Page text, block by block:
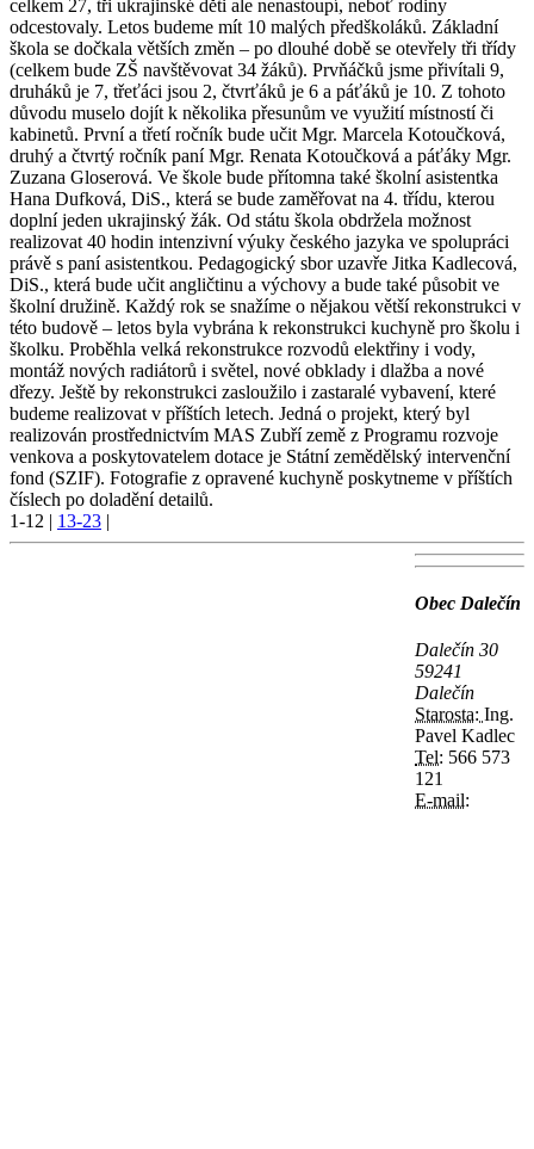
celkem 27, tři ukrajinské děti ale nenastoupí, neboť rodiny
odcestovaly. Letos budeme mít 10 malých předškoláků. Základní
škola se dočkala větších změn – po dlouhé době se otevřely tři třídy
(celkem bude ZŠ navštěvovat 34 žáků). Prvňáčků jsme přivítali 9,
druháků je 7, třeťáci jsou 2, čtvrťáků je 6 a páťáků je 10. Z tohoto
důvodu muselo dojít k několika přesunům ve využití místností či
kabinetů. První a třetí ročník bude učit Mgr. Marcela Kotoučková,
druhý a čtvrtý ročník paní Mgr. Renata Kotoučková a páťáky Mgr.
Zuzana Gloserová. Ve škole bude přítomna také školní asistentka
Hana Dufková, DiS., která se bude zaměřovat na 4. třídu, kterou
doplní jeden ukrajinský žák. Od státu škola obdržela možnost
realizovat 40 hodin intenzivní výuky českého jazyka ve spolupráci
právě s paní asistentkou. Pedagogický sbor uzavře Jitka Kadlecová,
DiS., která bude učit angličtinu a výchovy a bude také působit ve
školní družině. Každý rok se snažíme o nějakou větší rekonstrukci v
této budově – letos byla vybrána k rekonstrukci kuchyně pro školu i
školku. Proběhla velká rekonstrukce rozvodů elektřiny i vody,
montáž nových radiátorů i světel, nové obklady i dlažba a nové
dřezy. Ještě by rekonstrukci zasloužilo i zastaralé vybavení, které
budeme realizovat v příštích letech. Jedná o projekt, který byl
realizován prostřednictvím MAS Zubří země z Programu rozvoje
venkova a poskytovatelem dotace je Státní zemědělský intervenční
fond (SZIF). Fotografie z opravené kuchyně poskytneme v příštích
číslech po doladění detailů.
1-12 | 13-23 |
Obec Dalečín
Dalečín 30
59241
Dalečín
Starosta: Ing.
Pavel Kadlec
Tel: 566 573
121
E-mail: